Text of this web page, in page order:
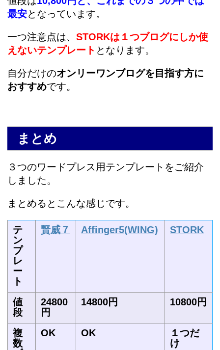
最安となっています。
一つ注意点は、 STORKは１つブログにしか使
えないテンプレート となります。
自分だけのオンリーワンブログを目指す方に
おすすめです。
まとめ
３つのワードプレス用テンプレートをご紹介
しました。
まとめるとこんな感じです。
テ
ン
プ
レ
ー
ト
賢威７ Affinger5(WING) STORK
値
段
24800
円
14800円 10800円
複
数
OK OK
１つだ
け